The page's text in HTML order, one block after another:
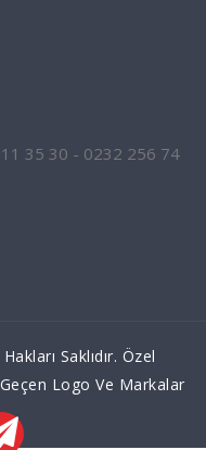
35 30 - 0232 256 74
Saklıdır. Özel
Logo Ve Markalar